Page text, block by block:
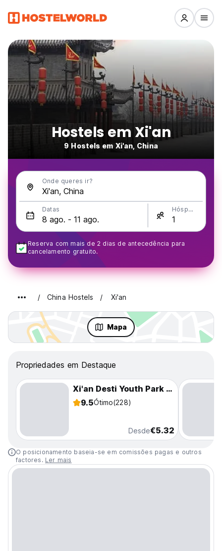
Hostels em Xi'an
9 Hostels em Xi'an, China
Onde queres ir?
Datas Hóspedes
Reserva com mais de 2 dias de antecedência para
cancelamento gratuito.
China Hostels Xi'an
Mapa
Propriedades em Destaque
Xi'an Desti Youth Park Hostel Bell & Drum Tower
9.5Ótimo(228)
Desde€5.32
O posicionamento baseia-se em comissões pagas e outros
factores. Ler mais